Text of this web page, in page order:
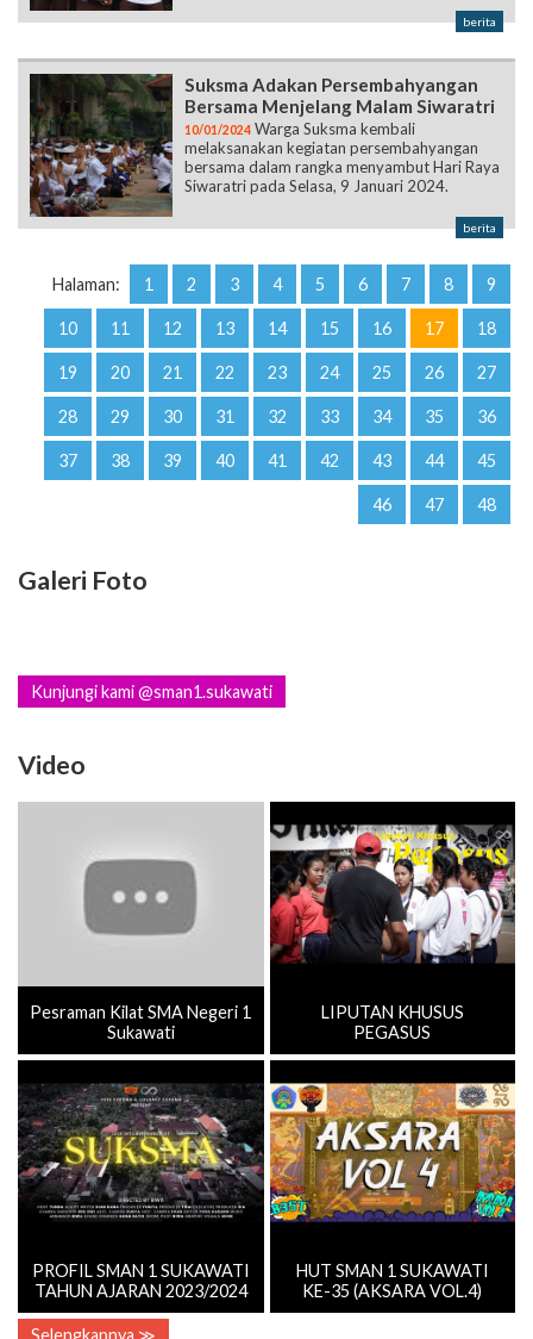
berita
Suksma Adakan Persembahyangan
Bersama Menjelang Malam Siwaratri
10/01/2024 Warga Suksma kembali
melaksanakan kegiatan persembahyangan
bersama dalam rangka menyambut Hari Raya
Siwaratri pada Selasa, 9 Januari 2024.
berita
Halaman: 1 2 3 4 5 6 7 8 9
10 11 12 13 14 15 16 17 18
19 20 21 22 23 24 25 26 27
28 29 30 31 32 33 34 35 36
37 38 39 40 41 42 43 44 45
46 47 48
Galeri Foto
Kunjungi kami @sman1.sukawati
Video
Pesraman Kilat SMA Negeri 1
Sukawati
LIPUTAN KHUSUS
PEGASUS
PROFIL SMAN 1 SUKAWATI
TAHUN AJARAN 2023/2024
HUT SMAN 1 SUKAWATI
KE-35 (AKSARA VOL.4)
Selengkapnya ≫